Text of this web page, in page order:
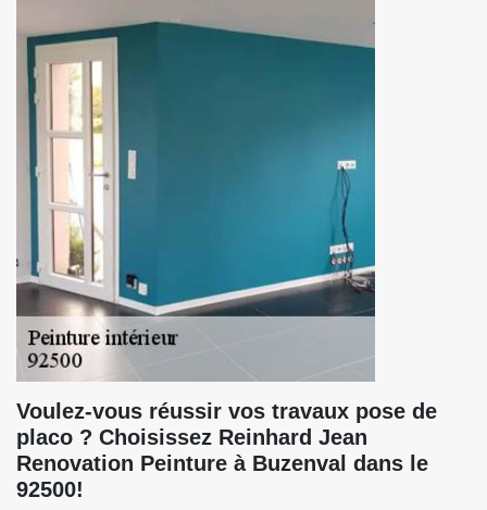
Voulez-vous réussir vos travaux pose de
placo ? Choisissez Reinhard Jean
Renovation Peinture à Buzenval dans le
92500!